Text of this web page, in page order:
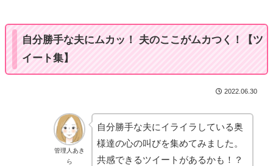
自分勝手な夫にムカッ！ 夫のここがムカつく！【ツ
イート集】
2022.06.30
管理人あき
ら
自分勝手な夫にイライラしている奥
様達の心の叫びを集めてみました。
共感できるツイートがあるかも！？